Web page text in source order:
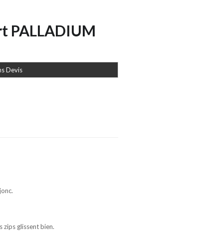
PALLADIUM
Devis
zips glissent bien.